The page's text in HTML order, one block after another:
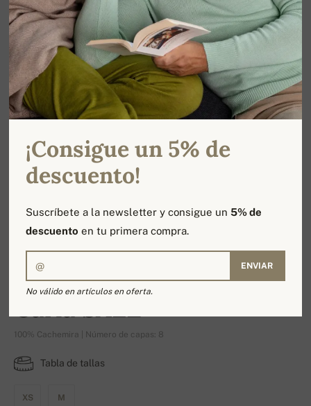
-16%
Carla SALE
100% Cachemira | Número de capas: 8
Tabla de tallas
XS M
¡Consigue un 5% de
descuento!
Suscríbete a la newsletter y consigue un5% de
descuento en tu primera compra.
ENVIAR
No válido en artículos en oferta.